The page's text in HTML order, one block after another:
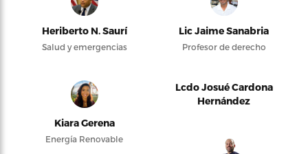
Heriberto N. Saurí
Salud y emergencias
Lic Jaime Sanabria
Profesor de derecho
Kiara Gerena
Energía Renovable
Lcdo Josué Cardona
Hernández